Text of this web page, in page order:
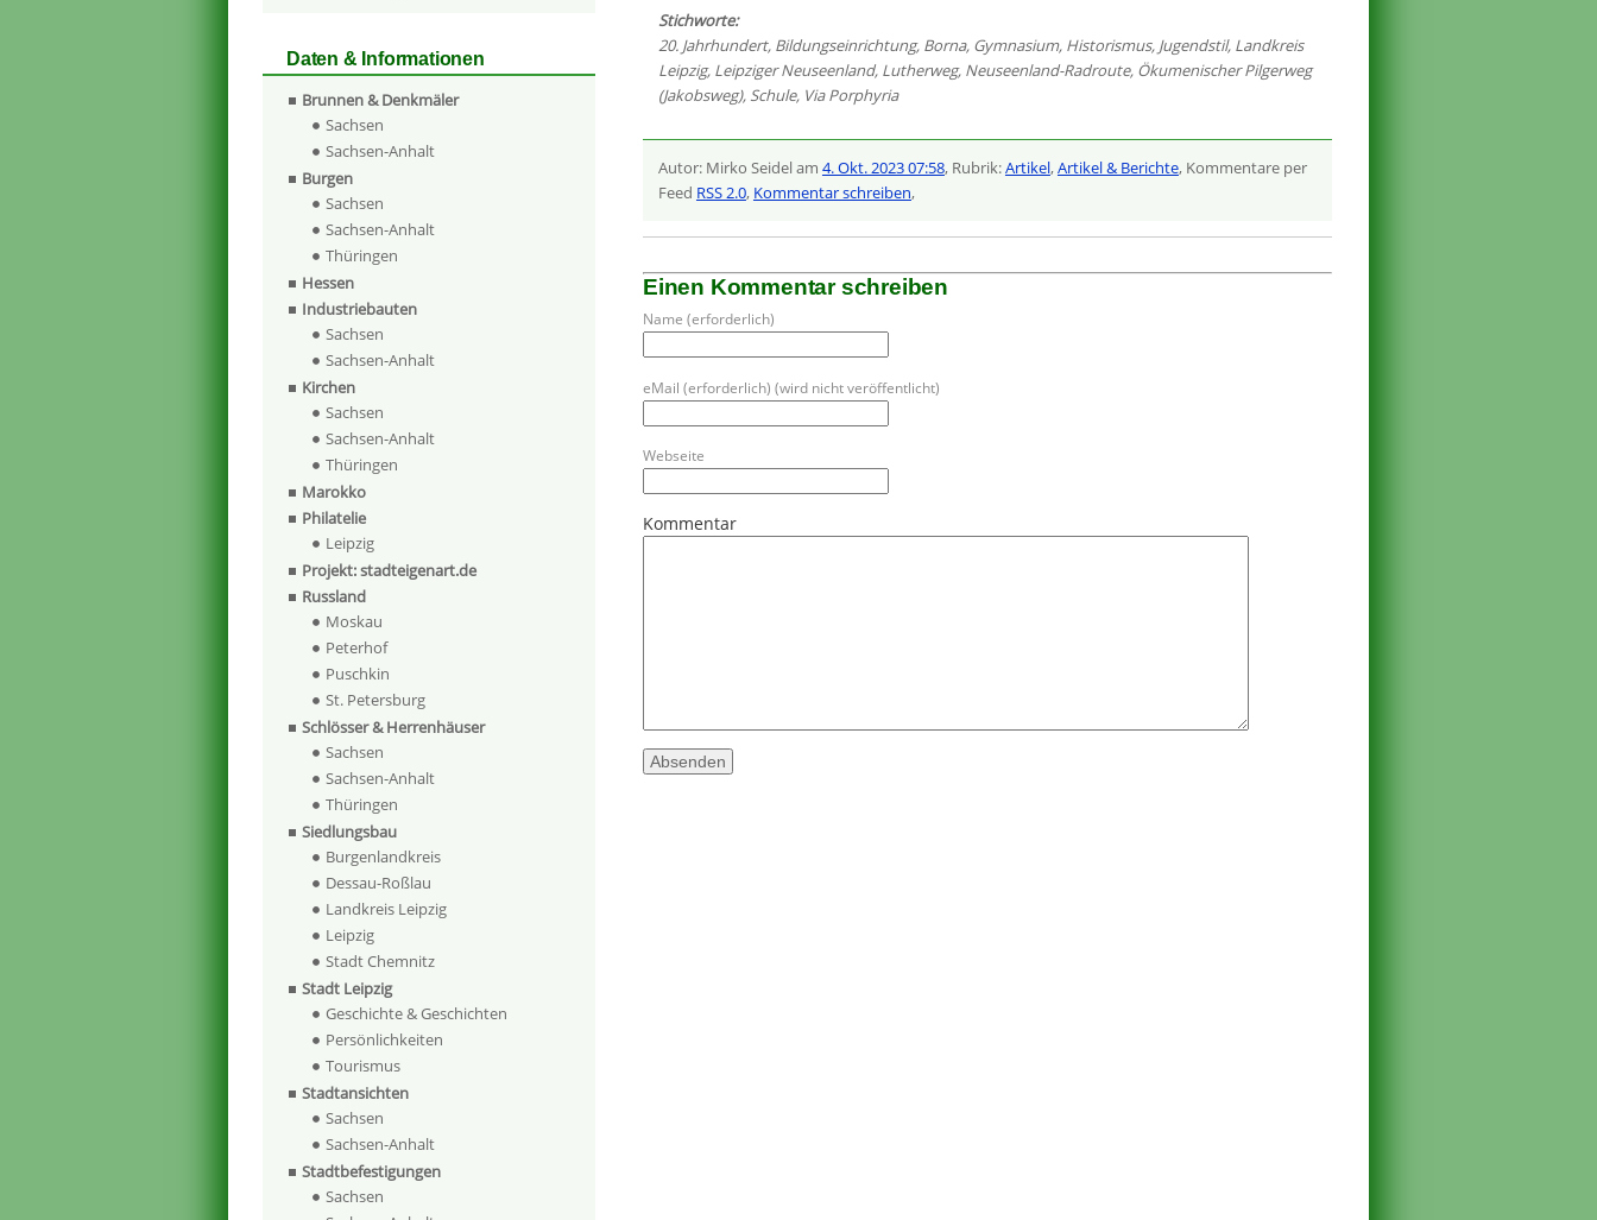
Stichworte:
20. Jahrhundert, Bildungseinrichtung, Borna, Gymnasium, Historismus, Jugendstil, Landkreis
Leipzig, Leipziger Neuseenland, Lutherweg, Neuseenland-Radroute, Ökumenischer Pilgerweg
(Jakobsweg), Schule, Via Porphyria
Autor: Mirko Seidel am 4. Okt. 2023 07:58, Rubrik:Artikel,Artikel & Berichte, Kommentare per
Feed RSS 2.0, Kommentar schreiben,
Einen Kommentar schreiben
Name (erforderlich)
eMail (erforderlich) (wird nicht veröffentlicht)
Webseite
Kommentar
Daten & Informationen
Brunnen & Denkmäler
Sachsen
Sachsen-Anhalt
Burgen
Sachsen
Sachsen-Anhalt
Thüringen
Hessen
Industriebauten
Sachsen
Sachsen-Anhalt
Kirchen
Sachsen
Sachsen-Anhalt
Thüringen
Marokko
Philatelie
Leipzig
Projekt: stadteigenart.de
Russland
Moskau
Peterhof
Puschkin
St. Petersburg
Schlösser & Herrenhäuser
Sachsen
Sachsen-Anhalt
Thüringen
Siedlungsbau
Burgenlandkreis
Dessau-Roßlau
Landkreis Leipzig
Leipzig
Stadt Chemnitz
Stadt Leipzig
Geschichte & Geschichten
Persönlichkeiten
Tourismus
Stadtansichten
Sachsen
Sachsen-Anhalt
Stadtbefestigungen
Sachsen